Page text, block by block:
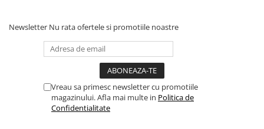
Newsletter Nu rata ofertele si promotiile noastre
Vreau sa primesc newsletter cu promotiile
magazinului. Afla mai multe in Politica de
Confidentialitate